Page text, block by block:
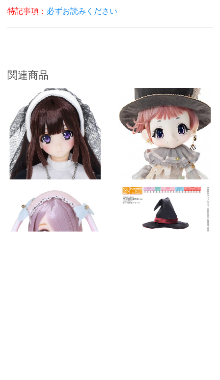
特記事項： 必ずお読みください
関連商品